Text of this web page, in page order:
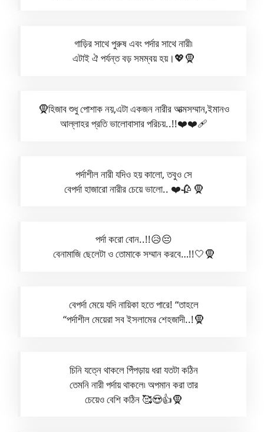
গাড়ির সাথে পুরুষ এবং পর্দার সাথে নারী৷
এটাই ঐ পর্যন্ত বড় সমম্বয় হয়।💖🧕
🧕হিজাব শুধু পোশাক নয়,এটা একজন নারীর আত্মসম্মান,ইমানও
আল্লাহর প্রতি ভালোবাসার পরিচয়..!!❤️❤️‍🩹
পর্দাশীল নারী যদিও হয় কালো, তবুও সে
বেপর্দা হাজারো নারীর চেয়ে ভালো.. ❤️🥀 🧕
পর্দা করো বোন..!!😥😔
বেনামাজি ছেলেটা ও তোমাকে সম্মান করবে…!!🤍🧕
বেপর্দা মেয়ে যদি নায়িকা হতে পারে! “তাহলে
“পর্দাশীল মেয়েরা সব ইসলামের শেহজাদী..!🧕
চিনি যত্নে থাকলে পিঁপড়ায় ধরা যতটা কঠিন
তেমনি নারী পর্দায় থাকলে৷ অপমান করা তার
চেয়েও বেশি কঠিন 🥰😍👍🧕